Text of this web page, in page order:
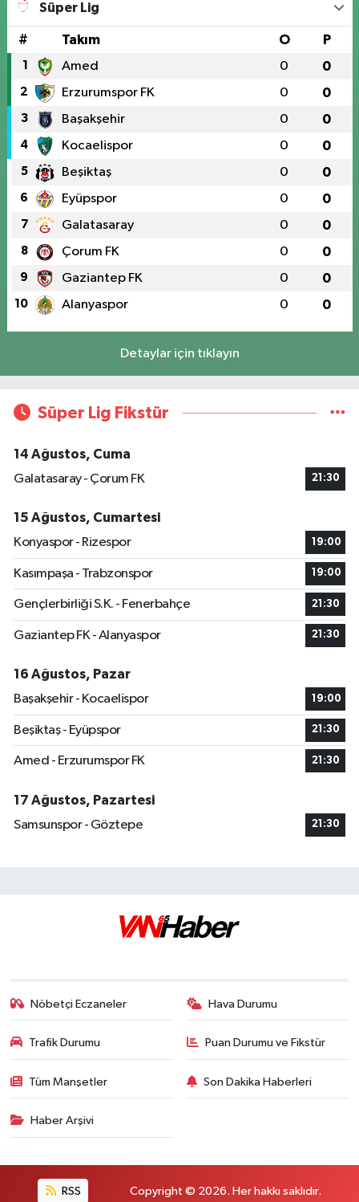
Süper Lig
# Takım O P
1 Amed 0 0
2 Erzurumspor FK 0 0
3 Başakşehir 0 0
4 Kocaelispor 0 0
5 Beşiktaş 0 0
6 Eyüpspor 0 0
7 Galatasaray 0 0
8 Çorum FK 0 0
9 Gaziantep FK 0 0
10 Alanyaspor 0 0
Detaylar için tıklayın
Süper Lig Fikstür
14 Ağustos, Cuma
Galatasaray - Çorum FK
21:30
15 Ağustos, Cumartesi
Konyaspor - Rizespor
19:00
Kasımpaşa - Trabzonspor 19:00
Gençlerbirliği S.K. - Fenerbahçe 21:30
Gaziantep FK - Alanyaspor 21:30
16 Ağustos, Pazar
Başakşehir - Kocaelispor
19:00
Beşiktaş - Eyüpspor 21:30
Amed - Erzurumspor FK 21:30
17 Ağustos, Pazartesi
Samsunspor - Göztepe
21:30
Nöbetçi Eczaneler Hava Durumu
Trafik Durumu Puan Durumu ve Fikstür
Tüm Manşetler Son Dakika Haberleri
Haber Arşivi
RSS Copyright © 2026. Her hakkı saklıdır.